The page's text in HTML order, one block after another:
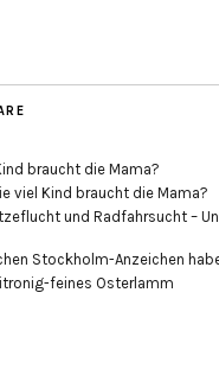
braucht die Mama?
viel Kind braucht die Mama?
und Radfahrsucht –
Stockholm-Anzeichen
feines Osterlamm